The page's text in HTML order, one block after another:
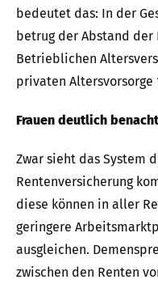
bedeutet das: In der
betrug der Abstand der
Betrieblichen
privaten Altersvorsorge
Frauen deutlich
Zwar sieht das System
Rentenversicherung
diese können in aller
geringere
ausgleichen.
zwischen den Renten